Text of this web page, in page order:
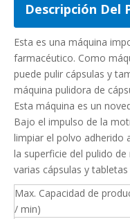
Descripción Del
Esta es una máquina
farmacéutico. Como
puede pulir cápsulas y
máquina pulidora de
Esta máquina es un
Bajo el impulso de la
limpiar el polvo adherido
la superficie del pulido
varias cápsulas y
Max. Capacidad de
/ min)